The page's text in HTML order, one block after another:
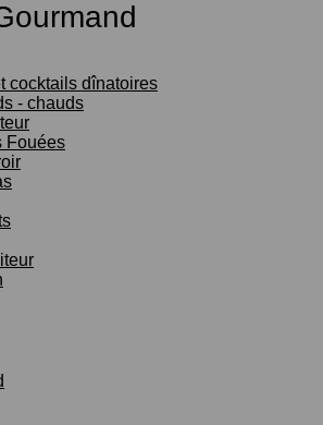
cocktails dînatoires
- chauds
Fouées